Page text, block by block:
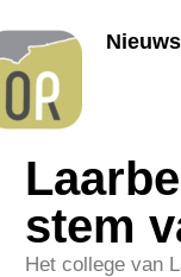
Nieuws
stem
Het college van